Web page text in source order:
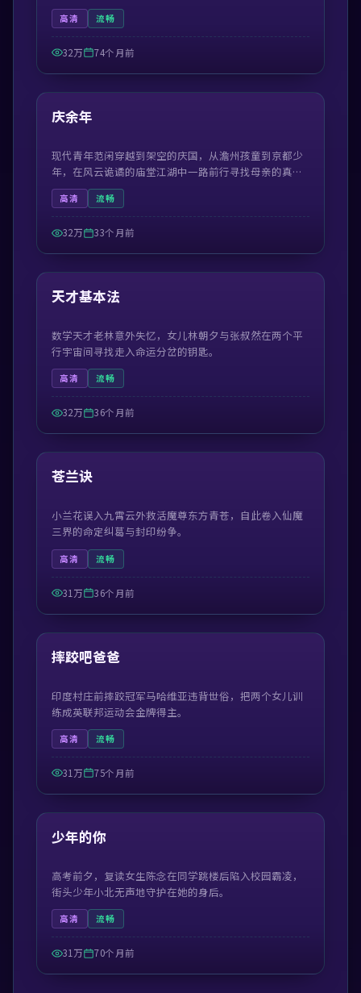
高清 流畅
32万 74个月前
热门
50:59
庆余年
现代青年范闲穿越到架空的庆国，从澹州孩童到京都少
年，在风云诡谲的庙堂江湖中一路前行寻找母亲的真
相。
高清 流畅
32万 33个月前
热门
42:19
天才基本法
数学天才老林意外失忆，女儿林朝夕与张叔然在两个平
行宇宙间寻找走入命运分岔的钥匙。
高清 流畅
32万 36个月前
热门
54:48
苍兰诀
小兰花误入九霄云外救活魔尊东方青苍，自此卷入仙魔
三界的命定纠葛与封印纷争。
高清 流畅
31万 36个月前
热门
99:56
摔跤吧爸爸
印度村庄前摔跤冠军马哈维亚违背世俗，把两个女儿训
练成英联邦运动会金牌得主。
高清 流畅
31万 75个月前
热门
99:23
少年的你
高考前夕，复读女生陈念在同学跳楼后陷入校园霸凌，
街头少年小北无声地守护在她的身后。
高清 流畅
31万 70个月前